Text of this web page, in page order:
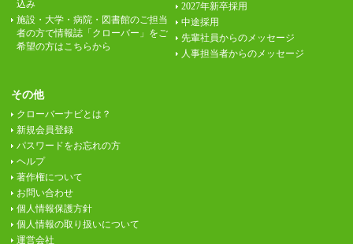
込み
施設・大学・病院・図書館のご担当
者の方で情報誌「クローバー」をご
希望の方はこちらから
2027年新卒採用
中途採用
先輩社員からのメッセージ
人事担当者からのメッセージ
その他
クローバーナビとは？
新規会員登録
パスワードをお忘れの方
ヘルプ
著作権について
お問い合わせ
個人情報保護方針
個人情報の取り扱いについて
運営会社